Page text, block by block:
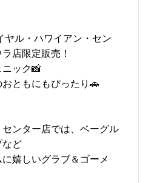
ヤル・ハワイアン・セン
店限定販売！
ック📸
ともにもぴったり🚗
ンター店では、ベーグル
ど
嬉しいグラブ＆ゴーメ